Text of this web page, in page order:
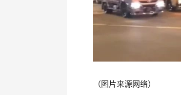
（图片来源网络）